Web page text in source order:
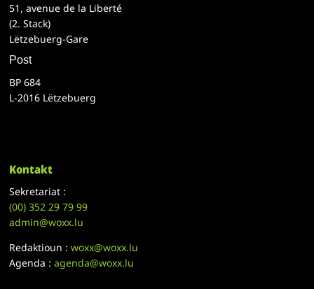
51, avenue de la Liberté
(2. Stack)
Lëtzebuerg-Gare
Post
BP 684
L-2016 Lëtzebuerg
Kontakt
Sekretariat :
(00)352 29 79 99
admin@woxx.lu
Redaktioun :woxx@woxx.lu
Agenda :agenda@woxx.lu